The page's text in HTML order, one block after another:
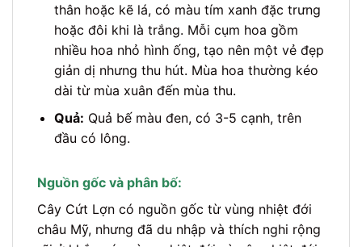
thân hoặc kẽ lá, có màu tím xanh đặc trưng
hoặc đôi khi là trắng. Mỗi cụm hoa gồm
nhiều hoa nhỏ hình ống, tạo nên một vẻ đẹp
giản dị nhưng thu hút. Mùa hoa thường kéo
dài từ mùa xuân đến mùa thu.
Quả: Quả bế màu đen, có 3-5 cạnh, trên
đầu có lông.
Nguồn gốc và phân bố:
Cây Cứt Lợn có nguồn gốc từ vùng nhiệt đới
châu Mỹ, nhưng đã du nhập và thích nghi rộng